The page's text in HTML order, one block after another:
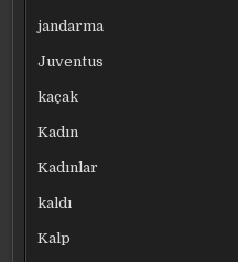
jandarma
Juventus
kaçak
Kadın
Kadınlar
kaldı
Kalp